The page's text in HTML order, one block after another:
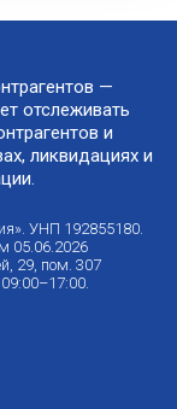
—
отслеживать
и
ликвидациях и
УНП 192855180.
05.06.2026
29, пом. 307